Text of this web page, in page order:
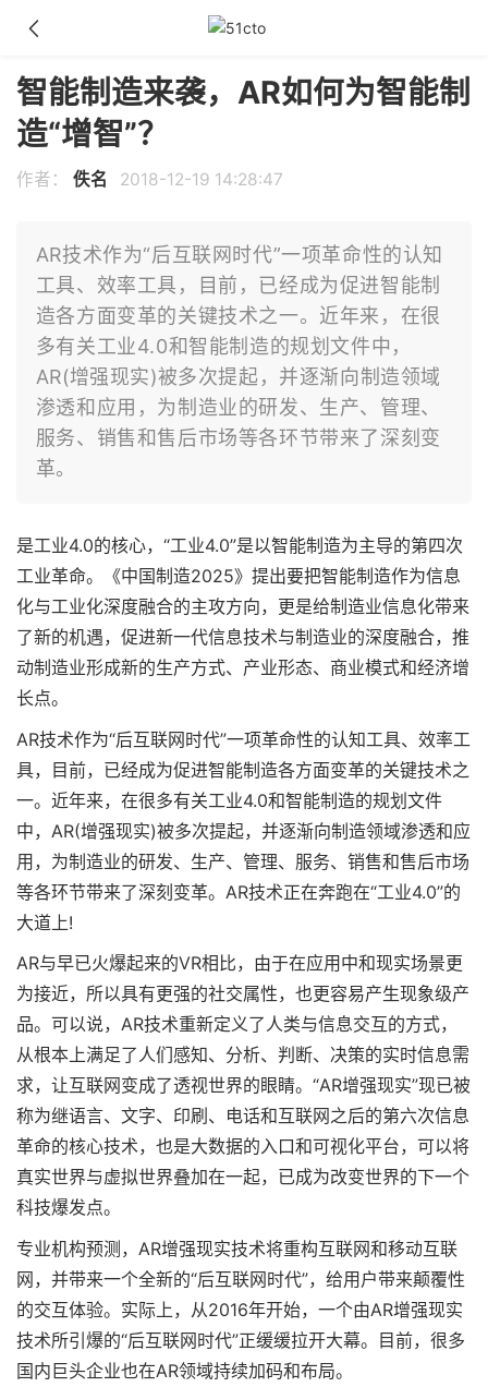
智能制造来袭，AR如何为智能制
造“增智”？
作者： 佚名 2018-12-19 14:28:47
AR技术作为“后互联网时代”一项革命性的认知
工具、效率工具，目前，已经成为促进智能制
造各方面变革的关键技术之一。近年来，在很
多有关工业4.0和智能制造的规划文件中，
AR(增强现实)被多次提起，并逐渐向制造领域
渗透和应用，为制造业的研发、生产、管理、
服务、销售和售后市场等各环节带来了深刻变
革。
是工业4.0的核心，“工业4.0”是以智能制造为主导的第四次
工业革命。《中国制造2025》提出要把智能制造作为信息
化与工业化深度融合的主攻方向，更是给制造业信息化带来
了新的机遇，促进新一代信息技术与制造业的深度融合，推
动制造业形成新的生产方式、产业形态、商业模式和经济增
长点。
AR技术作为“后互联网时代”一项革命性的认知工具、效率工
具，目前，已经成为促进智能制造各方面变革的关键技术之
一。近年来，在很多有关工业4.0和智能制造的规划文件
中，AR(增强现实)被多次提起，并逐渐向制造领域渗透和应
用，为制造业的研发、生产、管理、服务、销售和售后市场
等各环节带来了深刻变革。AR技术正在奔跑在“工业4.0”的
大道上!
AR与早已火爆起来的VR相比，由于在应用中和现实场景更
为接近，所以具有更强的社交属性，也更容易产生现象级产
品。可以说，AR技术重新定义了人类与信息交互的方式，
从根本上满足了人们感知、分析、判断、决策的实时信息需
求，让互联网变成了透视世界的眼睛。“AR增强现实”现已被
称为继语言、文字、印刷、电话和互联网之后的第六次信息
革命的核心技术，也是大数据的入口和可视化平台，可以将
真实世界与虚拟世界叠加在一起，已成为改变世界的下一个
科技爆发点。
专业机构预测，AR增强现实技术将重构互联网和移动互联
网，并带来一个全新的“后互联网时代”，给用户带来颠覆性
的交互体验。实际上，从2016年开始，一个由AR增强现实
技术所引爆的“后互联网时代”正缓缓拉开大幕。目前，很多
国内巨头企业也在AR领域持续加码和布局。